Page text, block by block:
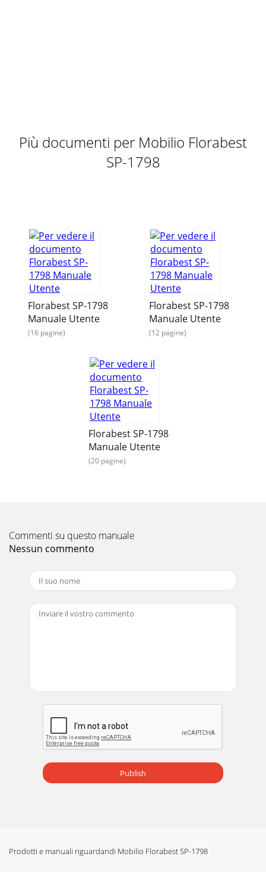
Più documenti per Mobilio Florabest
SP-1798
Florabest SP-1798
Manuale Utente
(16 pagine)
Florabest SP-1798
Manuale Utente
(12 pagine)
Florabest SP-1798
Manuale Utente
(20 pagine)
Commenti su questo manuale
Nessun commento
Publish
Prodotti e manuali riguardandi Mobilio Florabest SP-1798